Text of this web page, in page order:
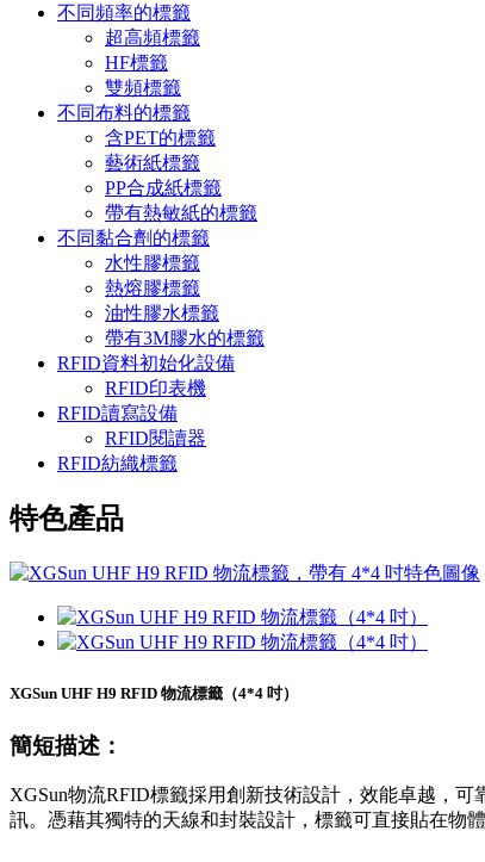
不同頻率的標籤
超高頻標籤
HF標籤
雙頻標籤
不同布料的標籤
含PET的標籤
藝術紙標籤
PP合成紙標籤
帶有熱敏紙的標籤
不同黏合劑的標籤
水性膠標籤
熱熔膠標籤
油性膠水標籤
帶有3M膠水的標籤
RFID資料初始化設備
RFID印表機
RFID讀寫設備
RFID閱讀器
RFID紡織標籤
特色產品
XGSun UHF H9 RFID 物流標籤（4*4 吋）
簡短描述：
XGSun物流RFID標籤採用創新技術設計，效能卓越，可
訊。憑藉其獨特的天線和封裝設計，標籤可直接貼在物體